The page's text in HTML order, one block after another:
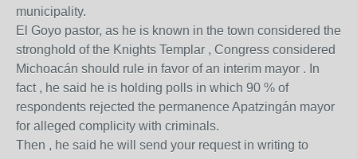
municipality.
El Goyo pastor, as he is known in the town considered the
stronghold of the Knights Templar , Congress considered
Michoacán should rule in favor of an interim mayor . In
fact , he said he is holding polls in which 90 % of
respondents rejected the permanence Apatzingán mayor
for alleged complicity with criminals.
Then , he said he will send your request in writing to